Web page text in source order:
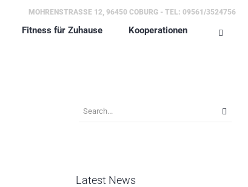
MOHRENSTRASSE 12, 96450 COBURG - TEL: 09561/3524756
Fitness für Zuhause Kooperationen
Latest News